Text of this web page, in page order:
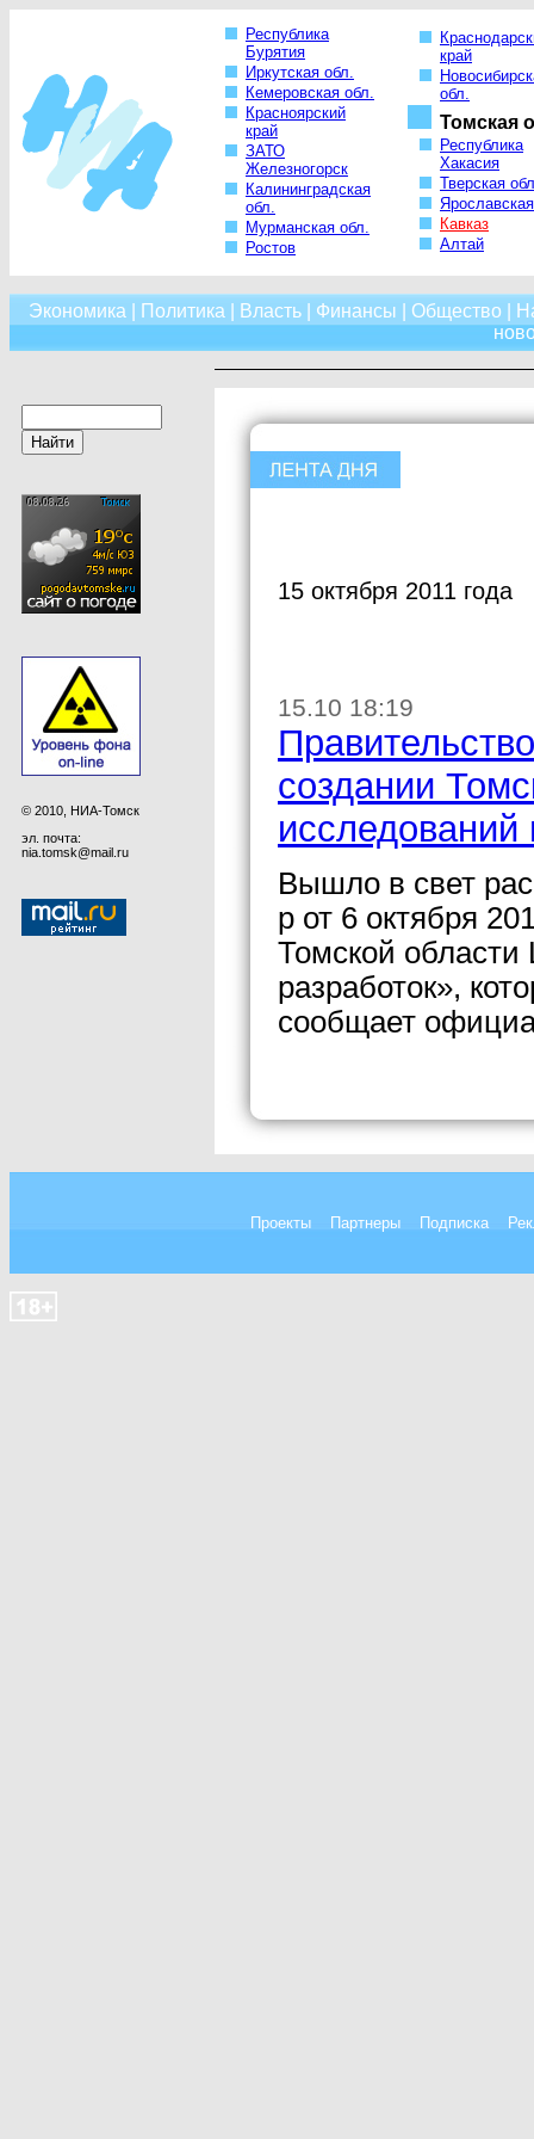
Республика
Бурятия
Иркутская обл.
Кемеровская обл.
Красноярский
край
ЗАТО
Железногорск
Калининградская
обл.
Мурманская обл.
Ростов
край
обл.
Томская
Республика
Хакасия
Тверская
Кавказ
Алтай
Экономика Политика Власть| Финансы Общество
© 2010, НИА-Томск
эл. почта:
nia.tomsk@mail.ru
15 октября 2011 года
15.10 18:19
создании
исследований
Вышло в свет
р от 6 октября
Томской области
разработок»,
сообщает
Проекты Партнеры Подписка